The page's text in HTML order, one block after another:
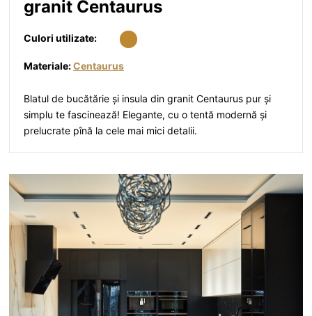
granit Centaurus
Culori utilizate:
Materiale:Centaurus
Blatul de bucătărie și insula din granit Centaurus pur și
simplu te fascinează! Elegante, cu o tentă modernă și
prelucrate pînă la cele mai mici detalii.